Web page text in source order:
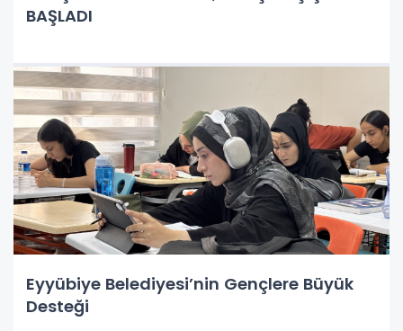
BAŞLADI
Eyyübiye Belediyesi’nin Gençlere Büyük
Desteği